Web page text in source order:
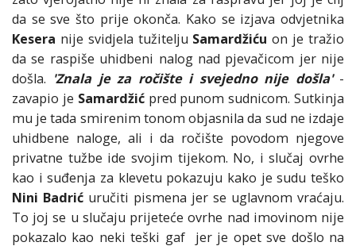
da se sve što prije okonča. Kako se izjava odvjetnika
Kesera nije svidjela tužitelju Samardžiću on je tražio
da se raspiše uhidbeni nalog nad pjevačicom jer nije
došla. 'Znala je za ročište i svejedno nije došla' -
zavapio je Samardžićpred punom sudnicom. Sutkinja
mu je tada smirenim tonom objasnila da sud ne izdaje
uhidbene naloge, ali i da ročište povodom njegove
privatne tužbe ide svojim tijekom. No, i slučaj ovrhe
kao i suđenja za klevetu pokazuju kako je sudu teško
Nini Badrić uručiti pismena jer se uglavnom vraćaju.
To joj se u slučaju prijeteće ovrhe nad imovinom nije
pokazalo kao neki teški gaf jer je opet sve došlo na